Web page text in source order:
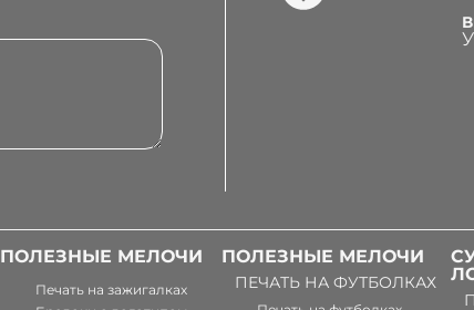
ПОЛЕЗНЫЕ МЕЛОЧИ
Печать на зажигалках
ПОЛЕЗНЫЕ МЕЛОЧИ
ПЕЧАТЬ НА ФУТБОЛКАХ